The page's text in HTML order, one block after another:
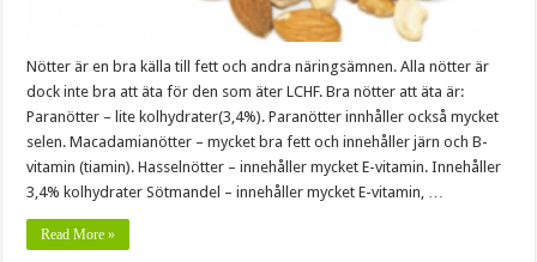
Nötter är en bra källa till fett och andra näringsämnen. Alla nötter är
dock inte bra att äta för den som äter LCHF. Bra nötter att äta är:
Paranötter – lite kolhydrater(3,4%). Paranötter innhåller också mycket
selen. Macadamianötter – mycket bra fett och innehåller järn och B-
vitamin (tiamin). Hasselnötter – innehåller mycket E-vitamin. Innehåller
3,4% kolhydrater Sötmandel – innehåller mycket E-vitamin, …
Read More »